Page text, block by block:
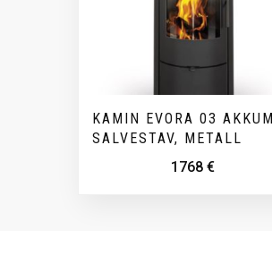
KAMIN EVORA 03 AKKUM
SALVESTAV, METALL
1768€